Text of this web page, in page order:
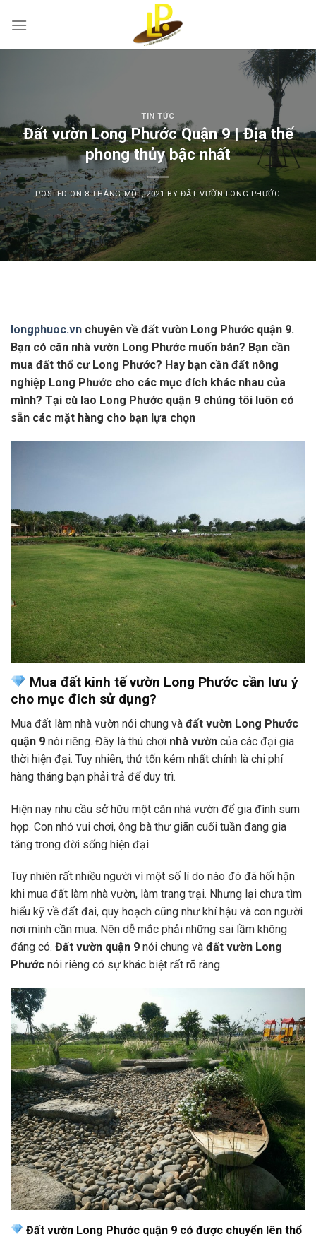
TIN TỨC
Đất vườn Long Phước Quận 9 | Địa thế
phong thủy bậc nhất
POSTED ON 8 THÁNG MỘT, 2021 BY ĐẤT VƯỜN LONG PHƯỚC
longphuoc.vn chuyên về đất vườn Long Phước quận 9.
Bạn có căn nhà vườn Long Phước muốn bán? Bạn cần
mua đất thổ cư Long Phước? Hay bạn cần đất nông
nghiệp Long Phước cho các mục đích khác nhau của
mình? Tại cù lao Long Phước quận 9 chúng tôi luôn có
sẵn các mặt hàng cho bạn lựa chọn
Mua đất kinh tế vườn Long Phước cần lưu ý
cho mục đích sử dụng?
Mua đất làm nhà vườn nói chung và đất vườn Long Phước
quận 9 nói riêng. Đây là thú chơi nhà vườn của các đại gia
thời hiện đại. Tuy nhiên, thứ tốn kém nhất chính là chi phí
hàng tháng bạn phải trả để duy trì.
Hiện nay nhu cầu sở hữu một căn nhà vườn để gia đình sum
họp. Con nhỏ vui chơi, ông bà thư giãn cuối tuần đang gia
tăng trong đời sống hiện đại.
Tuy nhiên rất nhiều người vì một số lí do nào đó đã hối hận
khi mua đất làm nhà vườn, làm trang trại. Nhưng lại chưa tìm
hiểu kỹ về đất đai, quy hoạch cũng như khí hậu và con người
nơi mình cần mua. Nên dễ mắc phải những sai lầm không
đáng có. Đất vườn quận 9 nói chung và đất vườn Long
Phước nói riêng có sự khác biệt rất rõ ràng.
Đất vườn Long Phước quận 9 có được chuyển lên thổ